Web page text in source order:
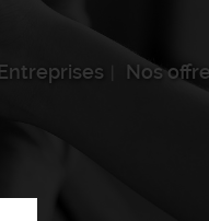
Entreprises Nos